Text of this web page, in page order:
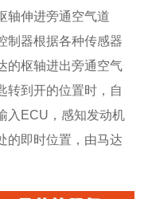
轴伸进旁通空气道
制器根据各种传感器
的枢轴进出旁通空气
转到开的位置时，自
入ECU，感知发动机
的即时位置，由马达